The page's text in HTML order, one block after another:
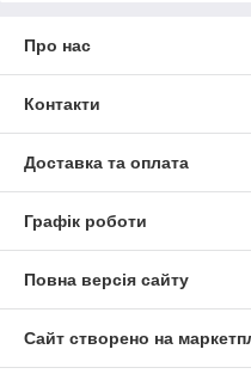
Про нас
Контакти
Доставка та оплата
Графік роботи
Повна версія сайту
Сайт створено на